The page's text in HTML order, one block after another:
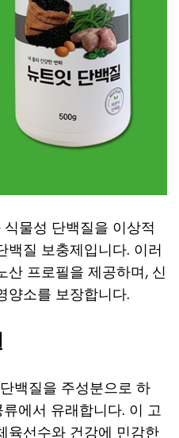
물성 단백질을 이상적
백질 보충제입니다. 이러
산 프로필을 제공하며, 신
양소를 보장합니다.
백질을 주성분으로 하
에서 유래합니다. 이 고
육선수와 건강에 민감한